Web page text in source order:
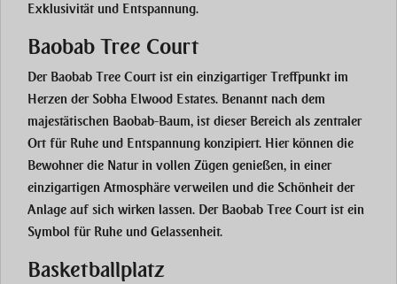
Exklusivität und Entspannung.
Baobab Tree Court
Der Baobab Tree Court ist ein einzigartiger Treffpunkt im
Herzen der Sobha Elwood Estates. Benannt nach dem
majestätischen Baobab-Baum, ist dieser Bereich als zentraler
Ort für Ruhe und Entspannung konzipiert. Hier können die
Bewohner die Natur in vollen Zügen genießen, in einer
einzigartigen Atmosphäre verweilen und die Schönheit der
Anlage auf sich wirken lassen. Der Baobab Tree Court ist ein
Symbol für Ruhe und Gelassenheit.
Basketballplatz